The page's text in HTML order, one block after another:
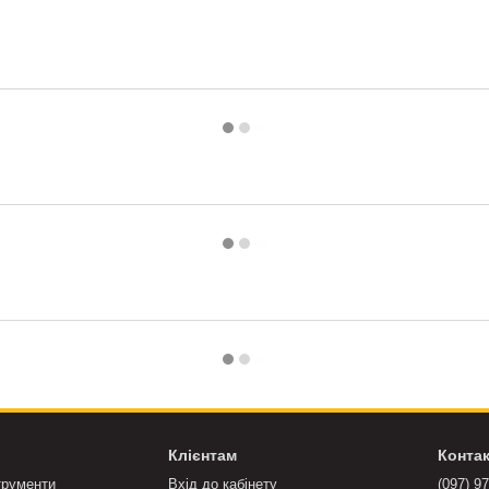
Клієнтам
Вхід до кабінету (097)